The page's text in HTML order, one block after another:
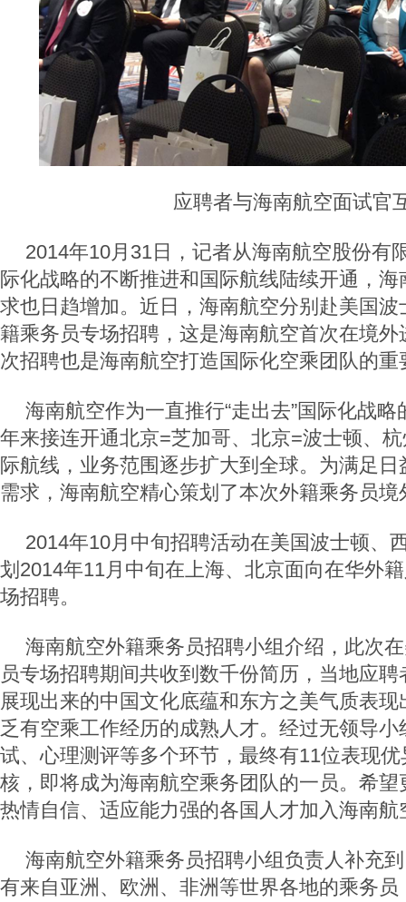
应聘者与海南航空面试官
2014年10月31日，记者从海南航空股份有
际化战略的不断推进和国际航线陆续开通，
求也日趋增加。近日，海南航空分别赴美国
籍乘务员专场招聘，这是海南航空首次在境
次招聘也是海南航空打造国际化空乘团队的重
海南航空作为一直推行“走出去”国际化战
年来接连开通北京=芝加哥、北京=波士顿、
际航线，业务范围逐步扩大到全球。为满足
需求，海南航空精心策划了本次外籍乘务员境
2014年10月中旬招聘活动在美国波士顿、
划2014年11月中旬在上海、北京面向在华外
场招聘。
海南航空外籍乘务员招聘小组介绍，此次
员专场招聘期间共收到数千份简历，当地应
展现出来的中国文化底蕴和东方之美气质表
乏有空乘工作经历的成熟人才。经过无领导
试、心理测评等多个环节，最终有11位表现
核，即将成为海南航空乘务团队的一员。希
热情自信、适应能力强的各国人才加入海南航
海南航空外籍乘务员招聘小组负责人补充
有来自亚洲、欧洲、非洲等世界各地的乘务